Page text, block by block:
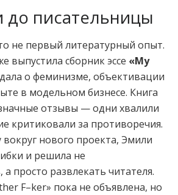
писательницы
не первый литературный опыт.
выпустила сборник эссе «My
о феминизме, объективации
в модельном бизнесе. Книга
отзывы — одни хвалили
критиковали за противоречия.
нового проекта, Эмили
и решила не
просто развлекать читателя.
F–ker» пока не объявлена, но